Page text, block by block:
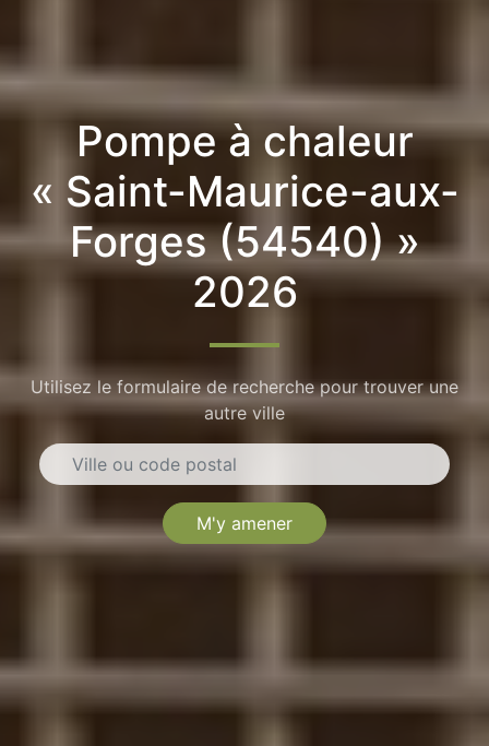
Pompe à chaleur
« Saint-Maurice-aux-
Forges (54540) »
2026
Utilisez le formulaire de recherche pour trouver une
autre ville
M'y amener